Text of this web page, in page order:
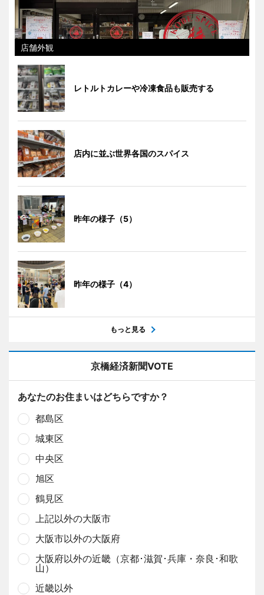
店舗外観
レトルトカレーや冷凍食品も販売する
店内に並ぶ世界各国のスパイス
昨年の様子（5）
昨年の様子（4）
もっと見る
京橋経済新聞VOTE
あなたのお住まいはどちらですか？
都島区
城東区
中央区
旭区
鶴見区
上記以外の大阪市
大阪市以外の大阪府
大阪府以外の近畿（京都･滋賀･兵庫・奈良･和歌
山）
近畿以外